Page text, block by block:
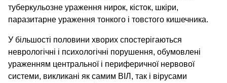
туберкульозне ураження нирок, кісток, шкіри,
паразитарне ураження тонкого і товстого кишечника.
У більшості половини хворих спостерігаються
неврологічні і психологічні порушення, обумовлені
ураженням центральної і периферичної нервової
системи, викликані як самим ВІЛ, так і вірусами